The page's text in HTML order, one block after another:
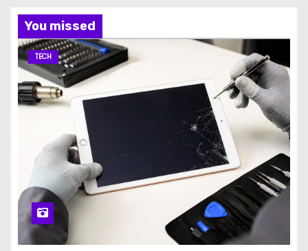
You missed
TECH